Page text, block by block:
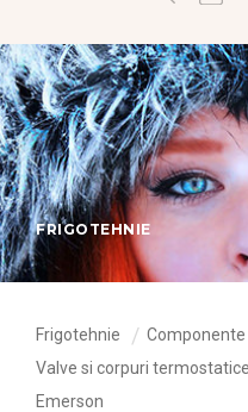
FRIGOTEHNIE
Frigotehnie
Valve si corpuri termostatice
Emerson